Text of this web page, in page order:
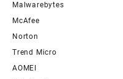
Malwarebytes
McAfee
Norton
Trend Micro
AOMEI